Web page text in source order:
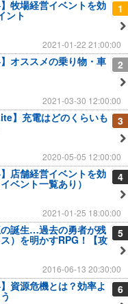
1
牧場経営イベントを効
ント
2021-01-22 21:00:00
2
オススメの乗り物・車
2021-03-30 12:00:00
3
】充電はどのくらいも
2020-05-05 12:00:00
4
店舗経営イベントを効
ベント一覧あり）
2021-01-25 18:00:00
5
の誕生…過去の勇者が残
）を明かすRPG！【攻
2016-06-13 20:30:00
6
資源危機とは？効率よ